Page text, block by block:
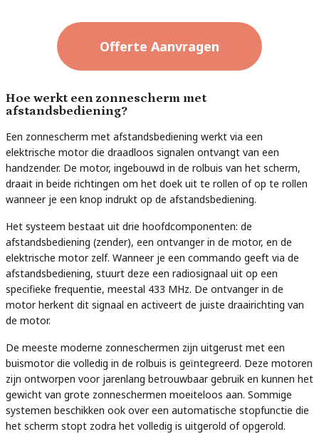
Offerte Aanvragen
Hoe werkt een zonnescherm met
afstandsbediening?
Een zonnescherm met afstandsbediening werkt via een
elektrische motor die draadloos signalen ontvangt van een
handzender. De motor, ingebouwd in de rolbuis van het scherm,
draait in beide richtingen om het doek uit te rollen of op te rollen
wanneer je een knop indrukt op de afstandsbediening.
Het systeem bestaat uit drie hoofdcomponenten: de
afstandsbediening (zender), een ontvanger in de motor, en de
elektrische motor zelf. Wanneer je een commando geeft via de
afstandsbediening, stuurt deze een radiosignaal uit op een
specifieke frequentie, meestal 433 MHz. De ontvanger in de
motor herkent dit signaal en activeert de juiste draairichting van
de motor.
De meeste moderne zonneschermen zijn uitgerust met een
buismotor die volledig in de rolbuis is geïntegreerd. Deze motoren
zijn ontworpen voor jarenlang betrouwbaar gebruik en kunnen het
gewicht van grote zonneschermen moeiteloos aan. Sommige
systemen beschikken ook over een automatische stopfunctie die
het scherm stopt zodra het volledig is uitgerold of opgerold.